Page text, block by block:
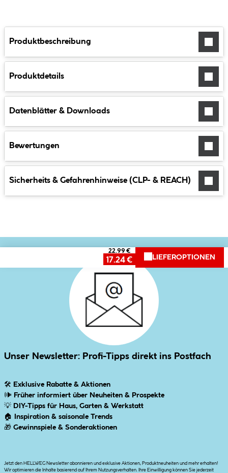
Produktbeschreibung
Produktdetails
Datenblätter & Downloads
Bewertungen
Sicherheits & Gefahrenhinweise (CLP- & REACH)
22.99 €
17.24 € LIEFEROPTIONEN
Unser Newsletter: Profi-Tipps direkt ins Postfach
🛠 Exklusive Rabatte & Aktionen
🕪 Früher informiert über Neuheiten & Prospekte
💡 DIY-Tipps für Haus, Garten & Werkstatt
🏠
Inspiration & saisonale Trends
🎁 Gewinnspiele & Sonderaktionen
Jetzt den HELLWEG Newsletter abonnieren und exklusive Aktionen, Produktneuheiten und mehr erhalten!
Wir optimieren die Inhalte basierend auf Ihrem Nutzungsverhalten. Ihre Einwilligung können Sie jederzeit